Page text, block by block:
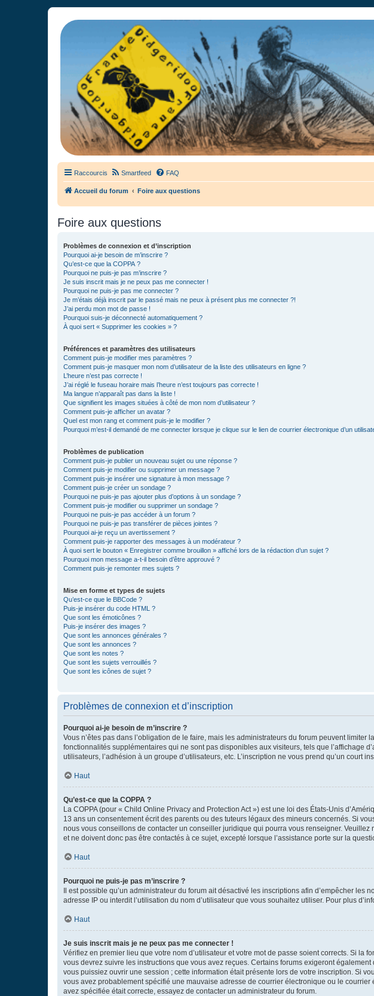
France Didgeridoo
Didgeridoo et Guimbarde sur France Didgeridoo - retrouvez la communauté.
Raccourcis Smartfeed FAQ
Accueil du forum Foire aux questions
Foire aux questions
Problèmes de connexion et d’inscription
Pourquoi ai-je besoin de m’inscrire ?
Qu’est-ce que la COPPA ?
Pourquoi ne puis-je pas m’inscrire ?
Je suis inscrit mais je ne peux pas me connecter !
Pourquoi ne puis-je pas me connecter ?
Je m’étais déjà inscrit par le passé mais ne peux à présent plus me connecter ?!
J’ai perdu mon mot de passe !
Pourquoi suis-je déconnecté automatiquement ?
À quoi sert « Supprimer les cookies » ?
Préférences et paramètres des utilisateurs
Comment puis-je modifier mes paramètres ?
Comment puis-je masquer mon nom d’utilisateur de la liste des utilisateurs en ligne ?
L’heure n’est pas correcte !
J’ai réglé le fuseau horaire mais l’heure n’est toujours pas correcte !
Ma langue n’apparaît pas dans la liste !
Que signifient les images situées à côté de mon nom d’utilisateur ?
Comment puis-je afficher un avatar ?
Quel est mon rang et comment puis-je le modifier ?
Pourquoi m’est-il demandé de me connecter lorsque je clique sur le lien de courrier électronique d’un
Problèmes de publication
Comment puis-je publier un nouveau sujet ou une réponse ?
Comment puis-je modifier ou supprimer un message ?
Comment puis-je insérer une signature à mon message ?
Comment puis-je créer un sondage ?
Pourquoi ne puis-je pas ajouter plus d’options à un sondage ?
Comment puis-je modifier ou supprimer un sondage ?
Pourquoi ne puis-je pas accéder à un forum ?
Pourquoi ne puis-je pas transférer de pièces jointes ?
Pourquoi ai-je reçu un avertissement ?
Comment puis-je rapporter des messages à un modérateur ?
À quoi sert le bouton « Enregistrer comme brouillon » affiché lors de la rédaction d’un sujet ?
Pourquoi mon message a-t-il besoin d’être approuvé ?
Comment puis-je remonter mes sujets ?
Mise en forme et types de sujets
Qu’est-ce que le BBCode ?
Puis-je insérer du code HTML ?
Que sont les émoticônes ?
Puis-je insérer des images ?
Que sont les annonces générales ?
Que sont les annonces ?
Que sont les notes ?
Que sont les sujets verrouillés ?
Que sont les icônes de sujet ?
Problèmes de connexion et d’inscription
Pourquoi ai-je besoin de m’inscrire ?
Vous n’êtes pas dans l’obligation de le faire, mais les administrateurs du forum peuvent
fonctionnalités supplémentaires qui ne sont pas disponibles aux visiteurs, tels que l’affichage
utilisateurs, l’adhésion à un groupe d’utilisateurs, etc. L’inscription ne vous prend qu’un court
Haut
Qu’est-ce que la COPPA ?
La COPPA (pour « Child Online Privacy and Protection Act ») est une loi des États-Unis
13 ans un consentement écrit des parents ou des tuteurs légaux des mineurs concernés. Si
nous vous conseillons de contacter un conseiller juridique qui pourra vous renseigner.
et ne doivent donc pas être contactés à ce sujet, excepté lorsque l’assistance porte sur la
Haut
Pourquoi ne puis-je pas m’inscrire ?
Il est possible qu’un administrateur du forum ait désactivé les inscriptions afin d’empêcher
adresse IP ou interdit l’utilisation du nom d’utilisateur que vous souhaitez utiliser. Pour plus
Haut
Je suis inscrit mais je ne peux pas me connecter !
Vérifiez en premier lieu que votre nom d’utilisateur et votre mot de passe soient corrects. Si la
vous devrez suivre les instructions que vous avez reçues. Certains forums exigeront
vous puissiez ouvrir une session ; cette information était présente lors de votre inscription. Si
vous avez probablement spécifié une mauvaise adresse de courrier électronique ou le
avez spécifiée était correcte, essayez de contacter un administrateur du forum.